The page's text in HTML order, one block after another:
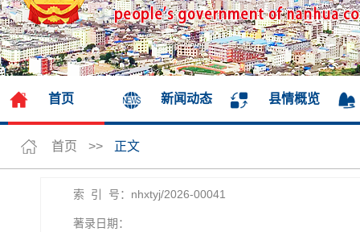
首页 新闻动态 县情概览
首页 >> 正文
索 引 号：nhxtyj/2026-00041
著录日期：